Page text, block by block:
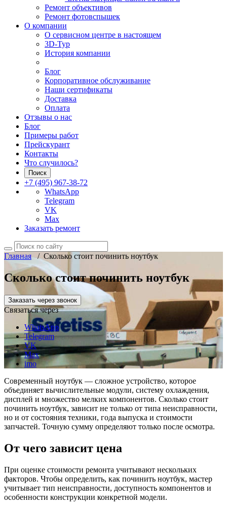
Ремонт объективов
Ремонт фотовспышек
О компании
О сервисном центре в настоящем
3D-Тур
История компании
Блог
Корпоративное обслуживание
Наши сертификаты
Доставка
Оплата
Отзывы о нас
Блог
Примеры работ
Прейскурант
Контакты
Что случилось?
Поиск
+7 (495) 967-38-72
WhatsApp
Telegram
VK
Max
Заказать ремонт
Главная/ Сколько стоит починить ноутбук
Сколько стоит починить ноутбук
Заказать через звонок
Связаться через
WhatsApp
Telegram
VK
Max
imo
Современный ноутбук — сложное устройство, которое
объединяет вычислительные модули, систему охлаждения,
дисплей и множество мелких компонентов. Сколько стоит
починить ноутбук, зависит не только от типа неисправности,
но и от состояния техники, года выпуска и стоимости
запчастей. Точную сумму определяют только после осмотра.
От чего зависит цена
При оценке стоимости ремонта учитывают нескольких
факторов. Чтобы определить, как починить ноутбук, мастер
учитывает тип неисправности, доступность компонентов и
особенности конструкции конкретной модели.